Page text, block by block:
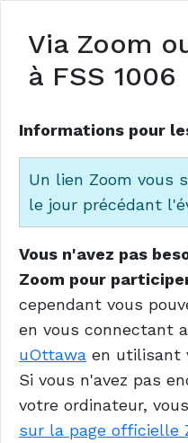
Via Zoom
à FSS 1006
Informations pour
Un lien Zoom vous
le jour précédant
Vous n'avez pas
Zoom pour
cependant vous
en vous connectant
uOttawa en utilisant
Si vous n'avez pas
votre ordinateur,
sur la page officielle